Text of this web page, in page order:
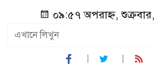
০৯:৫৭ অপরাহ্ন,